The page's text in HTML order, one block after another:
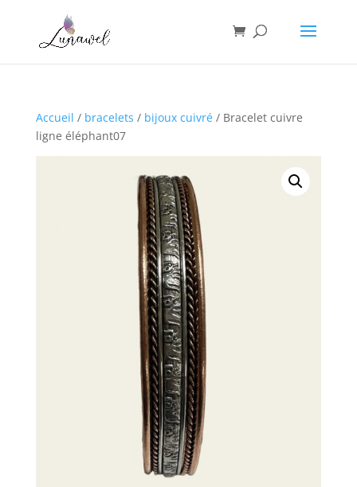
Accueil / bracelets / bijoux cuivré/ Bracelet cuivre
ligne éléphant07